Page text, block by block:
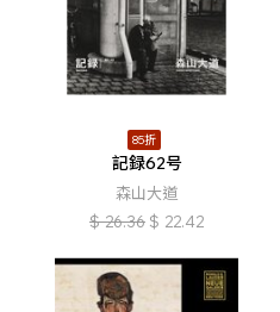
85折
記録62号
森山大道
$ 26.36 $ 22.42